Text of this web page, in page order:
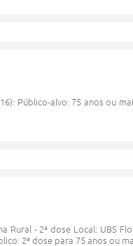
Público-alvo: 75 anos ou
- 2ª dose Local: UBS
2ª dose para 75 anos ou